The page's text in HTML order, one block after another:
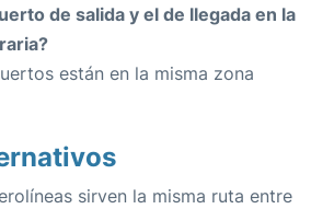
de salida y el de llegada en la
están en la misma zona
sirven la misma ruta entre